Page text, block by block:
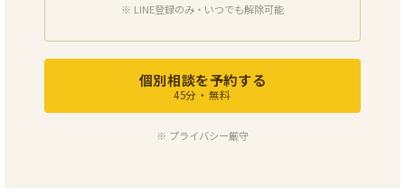
※ LINE登録のみ・いつでも解除可能
個別相談を予約する
45分・無料
※ プライバシー厳守